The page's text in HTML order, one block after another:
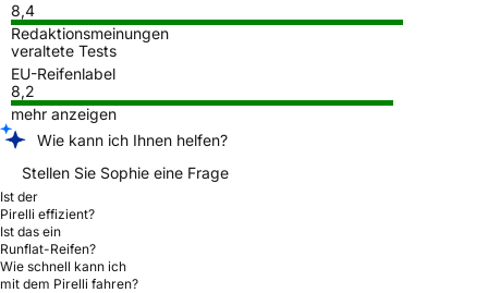
8,4
Redaktionsmeinungen
veraltete Tests
EU-Reifenlabel
8,2
mehr anzeigen
Wie kann ich Ihnen helfen?
Stellen Sie Sophie eine Frage
Ist der
Pirelli effizient?
Ist das ein
Runflat-Reifen?
Wie schnell kann ich
mit dem Pirelli fahren?